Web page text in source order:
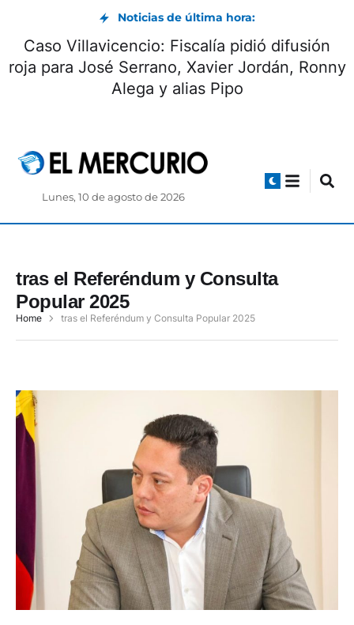
Noticias de última hora:
Caso Villavicencio: Fiscalía pidió difusión
roja para José Serrano, Xavier Jordán, Ronny
Alega y alias Pipo
Lunes, 10 de agosto de 2026
tras el Referéndum y Consulta
Popular 2025
Home tras el Referéndum y Consulta Popular 2025